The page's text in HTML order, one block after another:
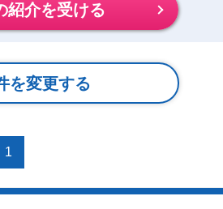
紹介を受ける
を変更する
1